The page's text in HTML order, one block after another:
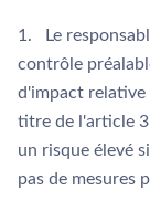
1. Le
contrôle
d'impact relative
titre de l'article
un risque élevé
pas de mesures